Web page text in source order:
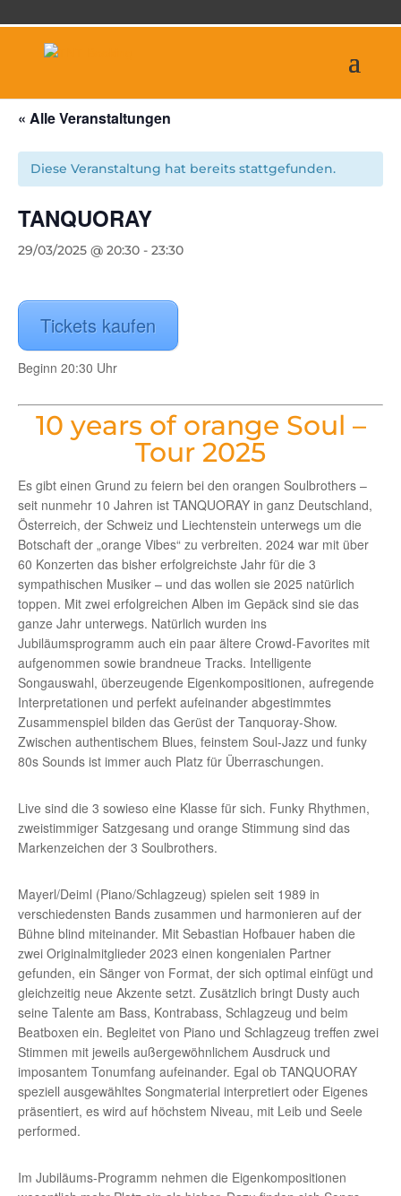
« Alle Veranstaltungen
Diese Veranstaltung hat bereits stattgefunden.
TANQUORAY
29/03/2025 @ 20:30 - 23:30
Tickets kaufen
Beginn 20:30 Uhr
10 years of orange Soul –
Tour 2025
Es gibt einen Grund zu feiern bei den orangen Soulbrothers –
seit nunmehr 10 Jahren ist TANQUORAY in ganz Deutschland,
Österreich, der Schweiz und Liechtenstein unterwegs um die
Botschaft der „orange Vibes“ zu verbreiten. 2024 war mit über
60 Konzerten das bisher erfolgreichste Jahr für die 3
sympathischen Musiker – und das wollen sie 2025 natürlich
toppen. Mit zwei erfolgreichen Alben im Gepäck sind sie das
ganze Jahr unterwegs. Natürlich wurden ins
Jubiläumsprogramm auch ein paar ältere Crowd-Favorites mit
aufgenommen sowie brandneue Tracks. Intelligente
Songauswahl, überzeugende Eigenkompositionen, aufregende
Interpretationen und perfekt aufeinander abgestimmtes
Zusammenspiel bilden das Gerüst der Tanquoray-Show.
Zwischen authentischem Blues, feinstem Soul-Jazz und funky
80s Sounds ist immer auch Platz für Überraschungen.
Live sind die 3 sowieso eine Klasse für sich. Funky Rhythmen,
zweistimmiger Satzgesang und orange Stimmung sind das
Markenzeichen der 3 Soulbrothers.
Mayerl/Deiml (Piano/Schlagzeug) spielen seit 1989 in
verschiedensten Bands zusammen und harmonieren auf der
Bühne blind miteinander. Mit Sebastian Hofbauer haben die
zwei Originalmitglieder 2023 einen kongenialen Partner
gefunden, ein Sänger von Format, der sich optimal einfügt und
gleichzeitig neue Akzente setzt. Zusätzlich bringt Dusty auch
seine Talente am Bass, Kontrabass, Schlagzeug und beim
Beatboxen ein. Begleitet von Piano und Schlagzeug treffen zwei
Stimmen mit jeweils außergewöhnlichem Ausdruck und
imposantem Tonumfang aufeinander. Egal ob TANQUORAY
speziell ausgewähltes Songmaterial interpretiert oder Eigenes
präsentiert, es wird auf höchstem Niveau, mit Leib und Seele
performed.
Im Jubiläums-Programm nehmen die Eigenkompositionen